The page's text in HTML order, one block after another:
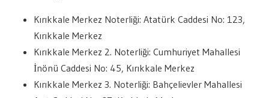
Kırıkkale Merkez Noterliği: Atatürk Caddesi No: 123,
Kırıkkale Merkez
Kırıkkale Merkez 2. Noterliği: Cumhuriyet Mahallesi
İnönü Caddesi No: 45, Kırıkkale Merkez
Kırıkkale Merkez 3. Noterliği: Bahçelievler Mahallesi